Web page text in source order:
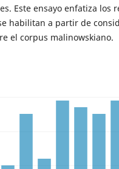
Este ensayo enfatiza los
habilitan a partir de
el corpus malinowskiano.